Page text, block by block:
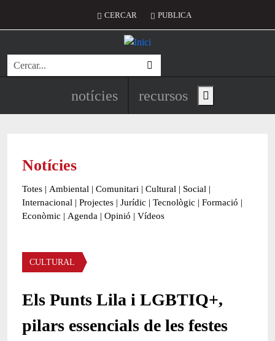
Menú del compte d'usuari
CERCAR PUBLICA
Cerca
Navegació principal de
notícies recursos Show main menu
Notícies
Totes | Ambiental | Comunitari | Cultural | Social |
Internacional | Projectes | Jurídic | Tecnològic | Formació |
Econòmic | Agenda | Opinió | Vídeos
Àmbit de la notícia
CULTURAL
Els Punts Lila i LGBTIQ+,
pilars essencials de les festes